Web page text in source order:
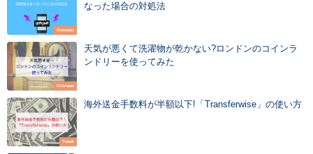
Overseas
なった場合の対処法
Overseas
天気が悪くて洗濯物が乾かない?ロンドンのコインラ
ンドリーを使ってみた
Travel
海外送金手数料が半額以下!「Transferwise」の使い方